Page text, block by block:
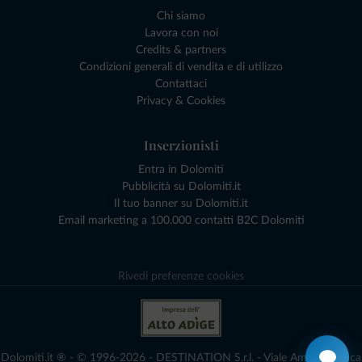
Chi siamo
Lavora con noi
Credits & partners
Condizioni generali di vendita e di utilizzo
Contattaci
Privacy & Cookies
Inserzionisti
Entra in Dolomiti
Pubblicità su Dolomiti.it
Il tuo banner su Dolomiti.it
Email marketing a 100.000 contatti B2C Dolomiti
Rivedi preferenze cookies
Dolomiti.it ® - © 1996-2026 - DESTINATION S.r.l. - Viale Amedeo Duca